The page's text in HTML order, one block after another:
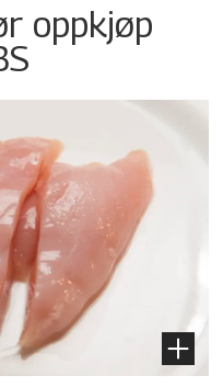
oppkjøp